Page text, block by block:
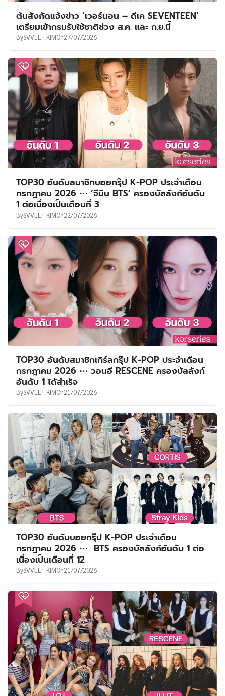
ต้นสังกัดแจ้งข่าว ‘เวอร์นอน – ดีเค SEVENTEEN’
เตรียมเข้ากรมรับใช้ชาติช่วง ส.ค. และ ก.ย.นี้
BySVVEET KIMOn27/07/2026
TOP30 อันดับสมาชิกบอยกรุ๊ป K-POP ประจำเดือน
กรกฎาคม 2026 ⋯ ‘จีมิน BTS’ ครองบัลลังก์อันดับ
1 ต่อเนื่องเป็นเดือนที่ 3
BySVVEET KIMOn22/07/2026
TOP30 อันดับสมาชิกเกิร์ลกรุ๊ป K-POP ประจำเดือน
กรกฎาคม 2026 ⋯ วอนอี RESCENE ครองบัลลังก์
อันดับ 1 ได้สำเร็จ
BySVVEET KIMOn21/07/2026
TOP30 อันดับบอยกรุ๊ป K-POP ประจำเดือน
กรกฎาคม 2026 ⋯ BTS ครองบัลลังก์อันดับ 1 ต่อ
เนื่องเป็นเดือนที่ 12
BySVVEET KIMOn21/07/2026